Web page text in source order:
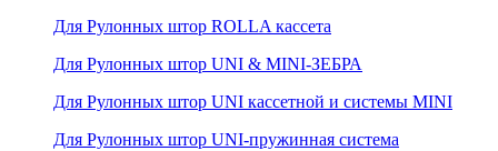
Для Рулонных штор ROLLA кассета
Для Рулонных штор UNI & MINI-ЗЕБРА
Для Рулонных штор UNI кассетной и системы MINI
Для Рулонных штор UNI-пружинная система